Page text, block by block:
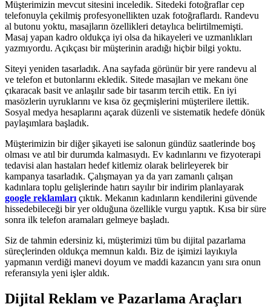
Müşterimizin mevcut sitesini inceledik. Sitedeki fotoğraflar cep
telefonuyla çekilmiş profesyonellikten uzak fotoğraflardı. Randevu
al butonu yoktu, masajların özellikleri detaylıca belirtilmemişti.
Masaj yapan kadro oldukça iyi olsa da hikayeleri ve uzmanlıkları
yazmıyordu. Açıkçası bir müşterinin aradığı hiçbir bilgi yoktu.
Siteyi yeniden tasarladık. Ana sayfada görünür bir yere randevu al
ve telefon et butonlarını ekledik. Sitede masajları ve mekanı öne
çıkaracak basit ve anlaşılır sade bir tasarım tercih ettik. En iyi
masözlerin uyruklarını ve kısa öz geçmişlerini müşterilere ilettik.
Sosyal medya hesaplarını açarak düzenli ve sistematik hedefe dönük
paylaşımlara başladık.
Müşterimizin bir diğer şikayeti ise salonun gündüz saatlerinde boş
olması ve atıl bir durumda kalmasıydı. Ev kadınlarını ve fizyoterapi
tedavisi alan hastaları hedef kitlemiz olarak belirleyerek bir
kampanya tasarladık. Çalışmayan ya da yarı zamanlı çalışan
kadınlara toplu gelişlerinde hatırı sayılır bir indirim planlayarak
google reklamları çıktık. Mekanın kadınların kendilerini güvende
hissedebileceği bir yer olduğuna özellikle vurgu yaptık. Kısa bir süre
sonra ilk telefon aramaları gelmeye başladı.
Siz de tahmin edersiniz ki, müşterimizi tüm bu dijital pazarlama
süreçlerinden oldukça memnun kaldı. Biz de işimizi layıkıyla
yapmanın verdiği manevi doyum ve maddi kazancın yanı sıra onun
referansıyla yeni işler aldık.
Dijital Reklam ve Pazarlama Araçları